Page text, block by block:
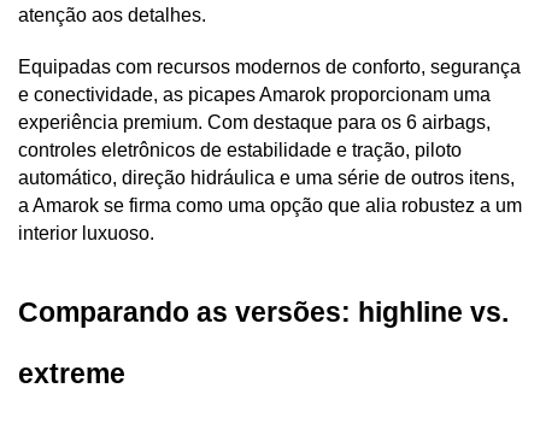
atenção aos detalhes.
Equipadas com recursos modernos de conforto, segurança
e conectividade, as picapes Amarok proporcionam uma
experiência premium. Com destaque para os 6 airbags,
controles eletrônicos de estabilidade e tração, piloto
automático, direção hidráulica e uma série de outros itens,
a Amarok se firma como uma opção que alia robustez a um
interior luxuoso.
Comparando as versões: highline vs.
extreme